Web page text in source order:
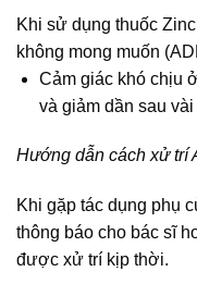
Khi sử dụng thuốc
không mong muốn
Cảm giác khó chịu
và giảm dần sau
Hướng dẫn cách xử trí
Khi gặp tác dụng phụ
thông báo cho bác sĩ
được xử trí kịp thời.